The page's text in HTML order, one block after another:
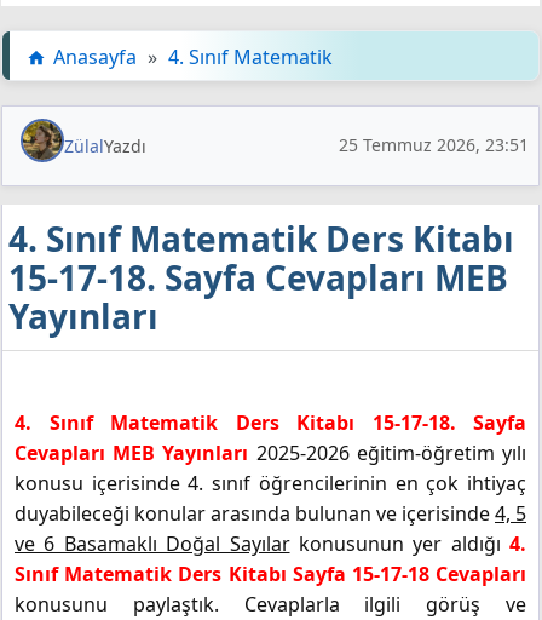
Anasayfa » 4. Sınıf Matematik
ZülalYazdı 25 Temmuz 2026, 23:51
4. Sınıf Matematik Ders Kitabı
15-17-18. Sayfa Cevapları MEB
Yayınları
4. Sınıf Matematik Ders Kitabı 15-17-18. Sayfa
Cevapları MEB Yayınları 2025-2026 eğitim-öğretim yılı
konusu içerisinde 4. sınıf öğrencilerinin en çok ihtiyaç
duyabileceği konular arasında bulunan ve içerisinde4, 5
ve 6 Basamaklı Doğal Sayılarkonusunun yer aldığı 4.
Sınıf Matematik Ders Kitabı Sayfa 15-17-18 Cevapları
konusunu paylaştık. Cevaplarla ilgili görüş ve